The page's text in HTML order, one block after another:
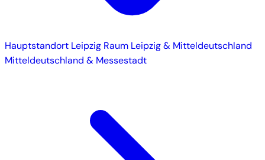
Hauptstandort Leipzig Raum Leipzig & Mitteldeutschland
Mitteldeutschland & Messestadt